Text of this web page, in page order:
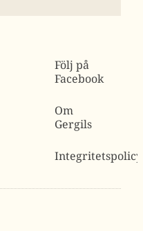
Följ på
Facebook
Om
Gergils
Integritetspolicy